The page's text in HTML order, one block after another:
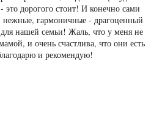
дорогого стоит! И конечно сами
нежные, гармоничные - драгоценный
нашей семьи! Жаль, что у меня не
и очень счастлива, что они есть
и рекомендую!